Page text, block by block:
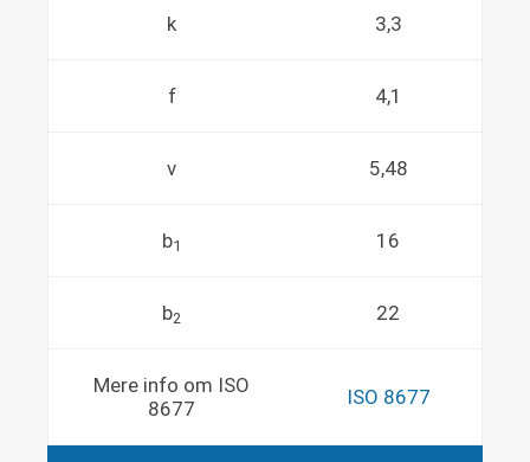
k 3,3
f 4,1
v 5,48
b1 16
b2 22
Mere info om ISO
8677
ISO 8677